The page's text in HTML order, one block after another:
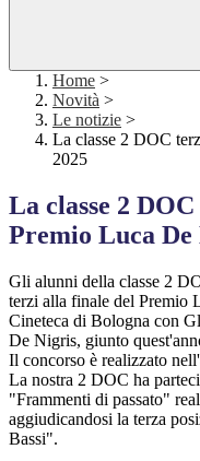
Home >
Novità >
Le notizie >
La classe 2 DOC
2025
La classe 2
Premio Luca De
Gli alunni della classe 2
terzi alla finale del Premio
Cineteca di Bologna con
De Nigris, giunto
Il concorso è realizzato
La nostra 2 DOC ha
"Frammenti di passato"
aggiudicandosi la terza
Bassi".